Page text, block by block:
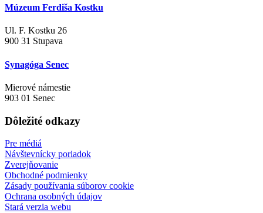
Múzeum Ferdiša Kostku
Ul. F. Kostku 26
900 31 Stupava
Synagóga Senec
Mierové námestie
903 01 Senec
Dôležité odkazy
Pre médiá
Návštevnícky poriadok
Zverejňovanie
Obchodné podmienky
Zásady používania súborov cookie
Ochrana osobných údajov
Stará verzia webu